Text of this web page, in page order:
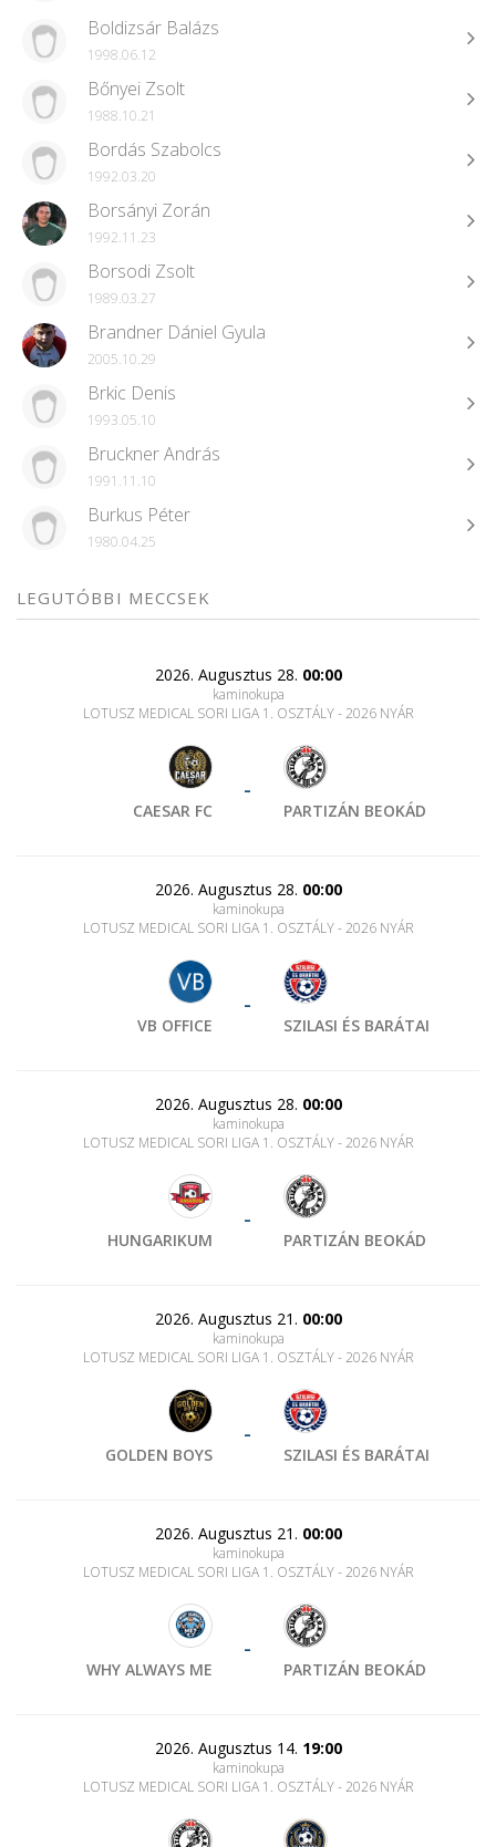
Boldizsár Balázs
1998.06.12
Bőnyei Zsolt
1988.10.21
Bordás Szabolcs
1992.03.20
Borsányi Zorán
1992.11.23
Borsodi Zsolt
1989.03.27
Brandner Dániel Gyula
2005.10.29
Brkic Denis
1993.05.10
Bruckner András
1991.11.10
Burkus Péter
1980.04.25
LEGUTÓBBI MECCSEK
2026. Augusztus 28. 00:00
kaminokupa
LOTUSZ MEDICAL SORI LIGA 1. OSZTÁLY - 2026 NYÁR
CAESAR FC
-
PARTIZÁN BEOKÁD
2026. Augusztus 28. 00:00
kaminokupa
LOTUSZ MEDICAL SORI LIGA 1. OSZTÁLY - 2026 NYÁR
VB OFFICE
-
SZILASI ÉS BARÁTAI
2026. Augusztus 28. 00:00
kaminokupa
LOTUSZ MEDICAL SORI LIGA 1. OSZTÁLY - 2026 NYÁR
HUNGARIKUM
-
PARTIZÁN BEOKÁD
2026. Augusztus 21. 00:00
kaminokupa
LOTUSZ MEDICAL SORI LIGA 1. OSZTÁLY - 2026 NYÁR
GOLDEN BOYS
-
SZILASI ÉS BARÁTAI
2026. Augusztus 21. 00:00
kaminokupa
LOTUSZ MEDICAL SORI LIGA 1. OSZTÁLY - 2026 NYÁR
WHY ALWAYS ME
-
PARTIZÁN BEOKÁD
2026. Augusztus 14. 19:00
kaminokupa
LOTUSZ MEDICAL SORI LIGA 1. OSZTÁLY - 2026 NYÁR